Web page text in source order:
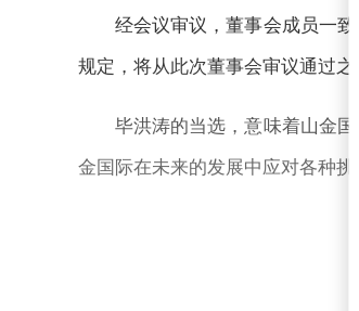
经会议审议，董事会成员一
规定，将从此次董事会审议通过
毕洪涛的当选，意味着山金
金国际在未来的发展中应对各种